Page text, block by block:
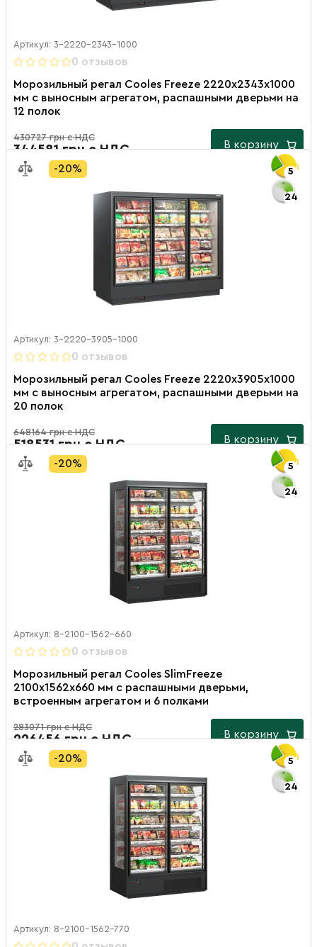
Артикул: 3-2220-2343-1000
0 отзывов
Морозильный регал Cooles Freeze 2220х2343х1000
мм с выносным агрегатом, распашными дверьми на
12 полок
430727 грн с НДС
344581 грн с НДС В корзину
5
24
-20%
Артикул: 3-2220-3905-1000
0 отзывов
Морозильный регал Cooles Freeze 2220х3905х1000
мм с выносным агрегатом, распашными дверьми на
20 полок
648164 грн с НДС
518531 грн с НДС В корзину
5
24
-20%
Артикул: 8-2100-1562-660
0 отзывов
Морозильный регал Cooles SlimFreeze
2100х1562х660 мм с распашными дверьми,
встроенным агрегатом и 6 полками
283071 грн с НДС
226456 грн с НДС В корзину
5
24
-20%
Артикул: 8-2100-1562-770